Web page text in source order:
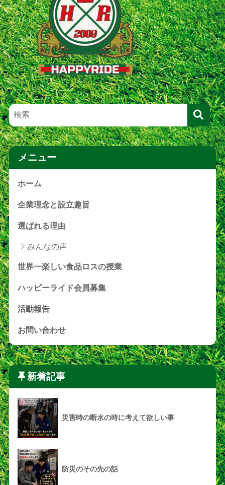
メニュー
ホーム
企業理念と設立趣旨
選ばれる理由
みんなの声
世界一楽しい食品ロスの授業
ハッピーライド会員募集
活動報告
お問い合わせ
新着記事
災害時の断水の時に考えて欲しい事
防災のその先の話